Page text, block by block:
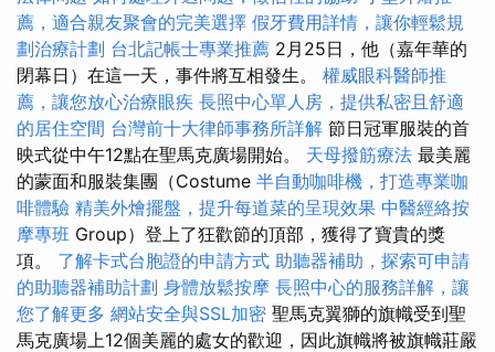
薦，適合親友聚會的完美選擇 假牙費用詳情，讓你輕鬆規
劃治療計劃 台北記帳士專業推薦 2月25日，他（嘉年華的
閉幕日）在這一天，事件將互相發生。 權威眼科醫師推
薦，讓您放心治療眼疾 長照中心單人房，提供私密且舒適
的居住空間 台灣前十大律師事務所詳解 節日冠軍服裝的首
映式從中午12點在聖馬克廣場開始。 天母撥筋療法 最美麗
的蒙面和服裝集團（Costume 半自動咖啡機，打造專業咖
啡體驗 精美外燴擺盤，提升每道菜的呈現效果 中醫經絡按
摩專班 Group）登上了狂歡節的頂部，獲得了寶貴的獎
項。 了解卡式台胞證的申請方式 助聽器補助，探索可申請
的助聽器補助計劃 身體放鬆按摩 長照中心的服務詳解，讓
您了解更多 網站安全與SSL加密 聖馬克翼獅的旗幟受到聖
馬克廣場上12個美麗的處女的歡迎，因此旗幟將被旗幟莊嚴